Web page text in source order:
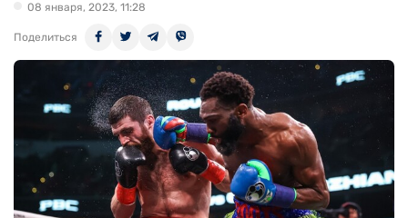
08 января, 2023, 11:28
Поделиться